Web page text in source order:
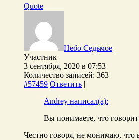
Quote
Небо Седьмое
Участник
3 сентября, 2020 в 07:53
Количество записей: 363
#57459 Ответить |
Andrey написал(а):
Вы понимаете, что
Честно говоря, не монимаю, что